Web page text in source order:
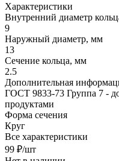
Характеристики
Внутренний диаметр
9
Наружный диаметр, мм
13
Сечение кольца, мм
2.5
Дополнительная
ГОСТ 9833-73 Группа 7 -
продуктами
Форма сечения
Круг
Все характеристики
99 ₽/шт